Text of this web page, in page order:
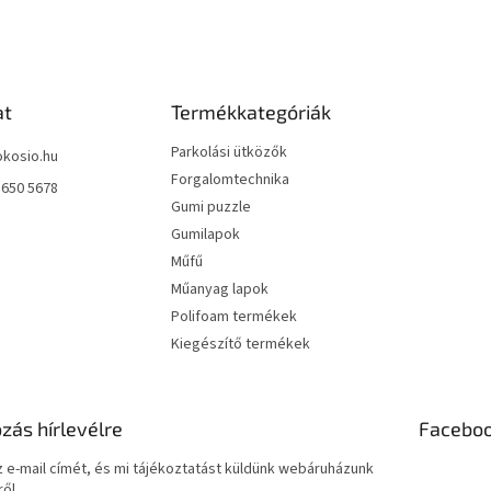
5678
Termékkategóriák
Parkolási ütközők
Forgalomtechnika
Gumi puzzle
Gumilapok
Műfű
Műanyag lapok
Polifoam termékek
Kiegészítő termékek
hírlevélre
e-mail címét, és mi tájékoztatást küldünk webáruházunk